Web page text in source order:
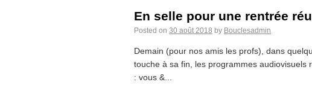
En selle pour une rentrée
Posted on 30 août 2018 by Bouclesadmin
Demain (pour nos amis les profs), dans
touche à sa fin, les programmes audiovisuels
: vous &...